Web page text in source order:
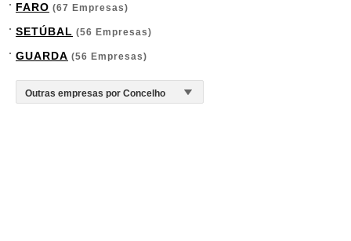
FARO (67 Empresas)
SETÚBAL (56 Empresas)
GUARDA (56 Empresas)